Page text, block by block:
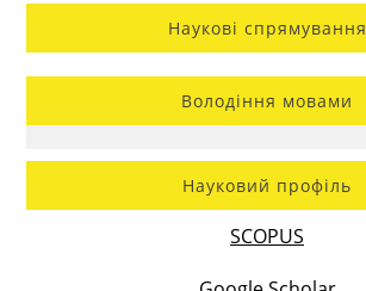
Наукові спрямування
Володіння мовами
Науковий профіль
SCOPUS